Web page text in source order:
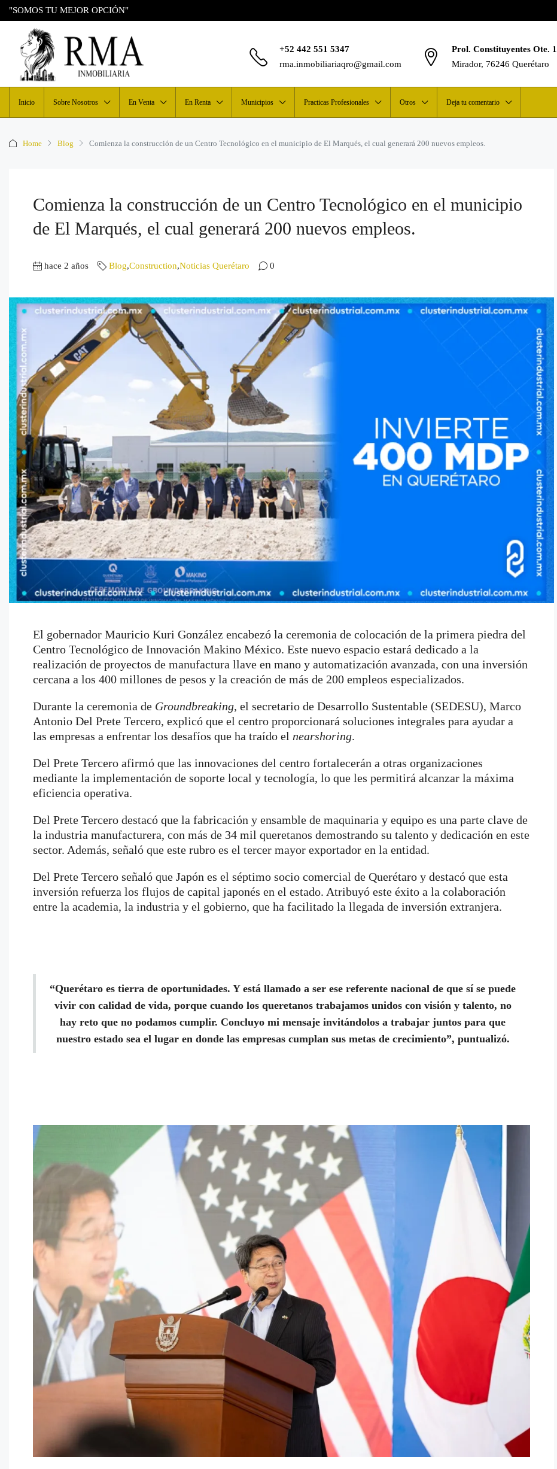
"SOMOS TU MEJOR OPCIÓN"
+52 442 551 5347
rma.inmobiliariaqro@gmail.com
Prol. Constituyentes Ote.
Mirador, 76246 Querétaro
Inicio Sobre Nosotros En Venta En Renta Municipios Practicas Profesionales Otros Deja tu comentario
Home Blog Comienza la construcción de un Centro Tecnológico en el municipio de El Marqués, el cual generará 200 nuevos empleos.
Comienza la construcción de un Centro Tecnológico en el municipio
de El Marqués, el cual generará 200 nuevos empleos.
hace 2 años Blog,Construction,Noticias Querétaro 0
El gobernador Mauricio Kuri González encabezó la ceremonia de colocación de la primera piedra del
Centro Tecnológico de Innovación Makino México. Este nuevo espacio estará dedicado a la
realización de proyectos de manufactura llave en mano y automatización avanzada, con una inversión
cercana a los 400 millones de pesos y la creación de más de 200 empleos especializados.
Durante la ceremonia de Groundbreaking, el secretario de Desarrollo Sustentable (SEDESU), Marco
Antonio Del Prete Tercero, explicó que el centro proporcionará soluciones integrales para ayudar a
las empresas a enfrentar los desafíos que ha traído el nearshoring.
Del Prete Tercero afirmó que las innovaciones del centro fortalecerán a otras organizaciones
mediante la implementación de soporte local y tecnología, lo que les permitirá alcanzar la máxima
eficiencia operativa.
Del Prete Tercero destacó que la fabricación y ensamble de maquinaria y equipo es una parte clave de
la industria manufacturera, con más de 34 mil queretanos demostrando su talento y dedicación en este
sector. Además, señaló que este rubro es el tercer mayor exportador en la entidad.
Del Prete Tercero señaló que Japón es el séptimo socio comercial de Querétaro y destacó que esta
inversión refuerza los flujos de capital japonés en el estado. Atribuyó este éxito a la colaboración
entre la academia, la industria y el gobierno, que ha facilitado la llegada de inversión extranjera.
“Querétaro es tierra de oportunidades. Y está llamado a ser ese referente nacional de que sí se puede
vivir con calidad de vida, porque cuando los queretanos trabajamos unidos con visión y talento, no
hay reto que no podamos cumplir. Concluyo mi mensaje invitándolos a trabajar juntos para que
nuestro estado sea el lugar en donde las empresas cumplan sus metas de crecimiento”, puntualizó.